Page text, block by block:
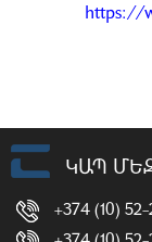
https://
ԿԱՊ
+374 (10)